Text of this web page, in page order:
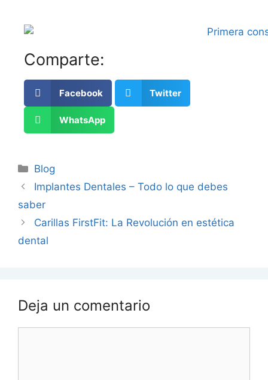
Comparte:
Facebook Twitter
WhatsApp
Blog
Implantes Dentales – Todo lo que debes
saber
Carillas FirstFit: La Revolución en estética
dental
Deja un comentario